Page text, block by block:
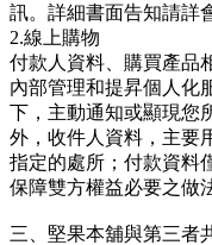
訊。詳細書面告知請詳
2.線上購物
付款人資料、購買產品
內部管理和提昇個人化
下，主動通知或顯現您
外，收件人資料，主要
指定的處所；付款資料
保障雙方權益必要之做
三、堅果本舖與第三者